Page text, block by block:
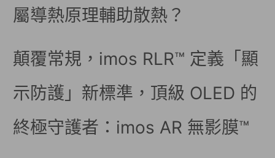
屬導熱原理輔助散熱？
顛覆常規，imos RLR™ 定義「顯
示防護」新標準，頂級 OLED 的
終極守護者：imos AR 無影膜™